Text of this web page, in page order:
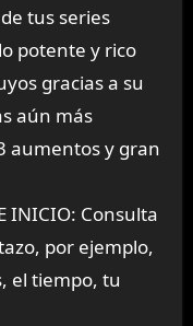
tus series
potente y rico
gracias a su
aún más
aumentos y gran
INICIO: Consulta
por ejemplo,
el tiempo, tu